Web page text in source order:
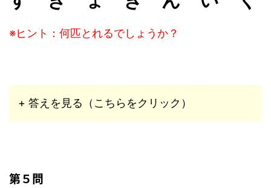
※ヒント：何匹とれるでしょうか？
+ 答えを見る（こちらをクリック）
第５問